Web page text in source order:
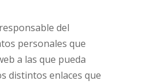
del
personales que
a las que pueda
distintos enlaces que